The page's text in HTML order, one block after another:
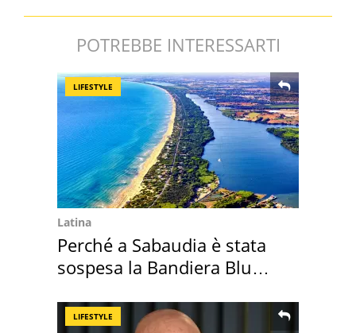
POTREBBE INTERESSARTI
LIFESTYLE
Latina
Perché a Sabaudia è stata
sospesa la Bandiera Blu
LIFESTYLE